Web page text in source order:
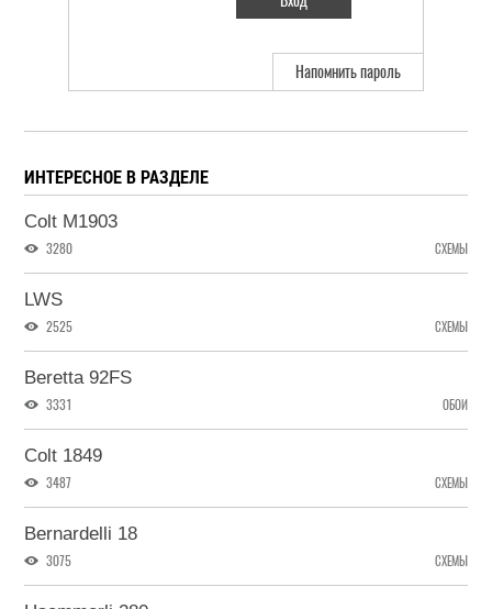
Напомнить пароль
ИНТЕРЕСНОЕ В РАЗДЕЛЕ
Colt M1903
3280 СХЕМЫ
LWS
2525 СХЕМЫ
Beretta 92FS
3331 ОБОИ
Colt 1849
3487 СХЕМЫ
Bernardelli 18
3075 СХЕМЫ